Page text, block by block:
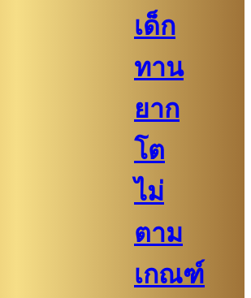
เด็ก
ทาน
ยาก
โต
ไม่
ตาม
เกณฑ์